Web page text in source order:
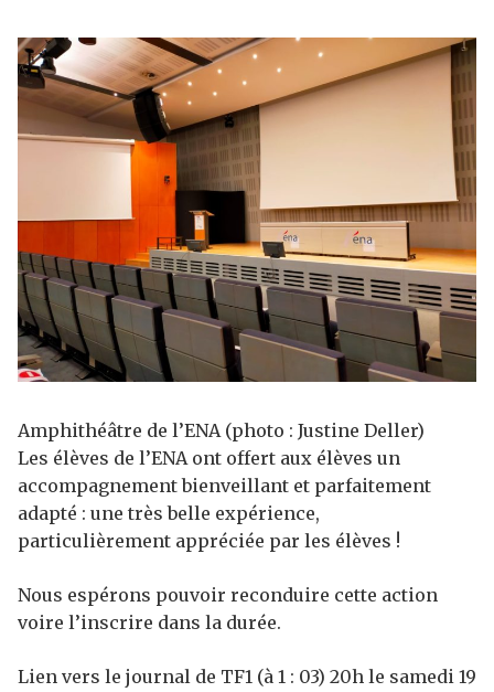
Amphithéâtre de l’ENA (photo : Justine Deller)
Les élèves de l’ENA ont offert aux élèves un
accompagnement bienveillant et parfaitement
adapté : une très belle expérience,
particulièrement appréciée par les élèves !
Nous espérons pouvoir reconduire cette action
voire l’inscrire dans la durée.
Lien vers le journal de TF1 (à 1 : 03) 20h le samedi 19